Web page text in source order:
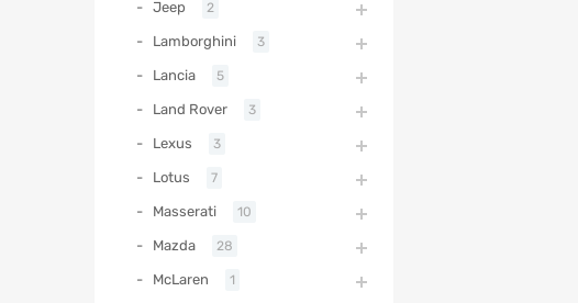
Jeep 2
Lamborghini 3
Lancia 5
Land Rover 3
Lexus 3
Lotus 7
Masserati 10
Mazda 28
McLaren 1